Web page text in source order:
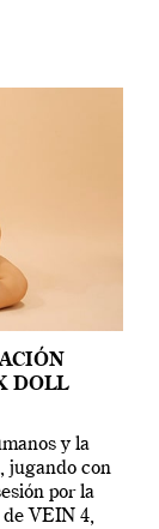
DOLL
y la
jugando con
por la
VEIN 4,